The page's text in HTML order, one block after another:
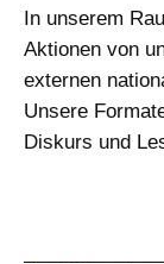
In unserem
Aktionen von
externen
Unsere
Diskurs und